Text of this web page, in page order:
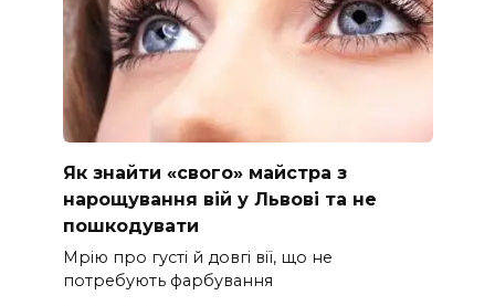
Як знайти «свого» майстра з
нарощування вій у Львові та не
пошкодувати
Мрію про густі й довгі вії, що не
потребують фарбування